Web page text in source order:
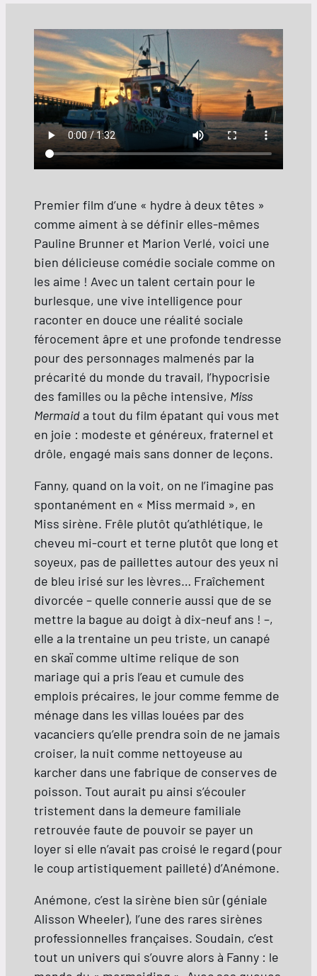
Premier film d’une « hydre à deux têtes »
comme aiment à se définir elles-mêmes
Pauline Brunner et Marion Verlé, voici une
bien délicieuse comédie sociale comme on
les aime ! Avec un talent certain pour le
burlesque, une vive intelligence pour
raconter en douce une réalité sociale
férocement âpre et une profonde tendresse
pour des personnages malmenés par la
précarité du monde du travail, l’hypocrisie
des familles ou la pêche intensive, Miss
Mermaid a tout du film épatant qui vous met
en joie : modeste et généreux, fraternel et
drôle, engagé mais sans donner de leçons.
Fanny, quand on la voit, on ne l’imagine pas
spontanément en « Miss mermaid », en
Miss sirène. Frêle plutôt qu’athlétique, le
cheveu mi-court et terne plutôt que long et
soyeux, pas de paillettes autour des yeux ni
de bleu irisé sur les lèvres… Fraîchement
divorcée – quelle connerie aussi que de se
mettre la bague au doigt à dix-neuf ans ! –,
elle a la trentaine un peu triste, un canapé
en skaï comme ultime relique de son
mariage qui a pris l’eau et cumule des
emplois précaires, le jour comme femme de
ménage dans les villas louées par des
vacanciers qu’elle prendra soin de ne jamais
croiser, la nuit comme nettoyeuse au
karcher dans une fabrique de conserves de
poisson. Tout aurait pu ainsi s’écouler
tristement dans la demeure familiale
retrouvée faute de pouvoir se payer un
loyer si elle n’avait pas croisé le regard (pour
le coup artistiquement pailleté) d’Anémone.
Anémone, c’est la sirène bien sûr (géniale
Alisson Wheeler), l’une des rares sirènes
professionnelles françaises. Soudain, c’est
tout un univers qui s’ouvre alors à Fanny : le